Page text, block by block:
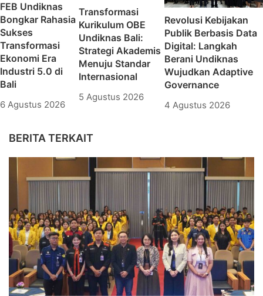
FEB Undiknas
Bongkar Rahasia
Sukses
Transformasi
Ekonomi Era
Industri 5.0 di
Bali
6 Agustus 2026
Transformasi
Kurikulum OBE
Undiknas Bali:
Strategi Akademis
Menuju Standar
Internasional
5 Agustus 2026
Revolusi Kebijakan
Publik Berbasis Data
Digital: Langkah
Berani Undiknas
Wujudkan Adaptive
Governance
4 Agustus 2026
BERITA TERKAIT